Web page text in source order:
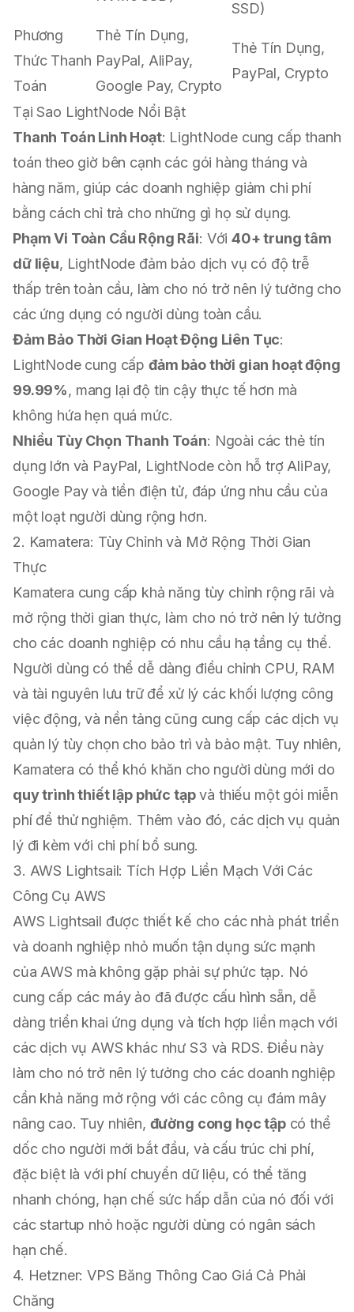
SSD)
Phương
Thức Thanh
Toán
Thẻ Tín Dụng,
PayPal, AliPay,
Google Pay, Crypto
Thẻ Tín Dụng,
PayPal, Crypto
Tại Sao LightNode Nổi Bật
Thanh Toán Linh Hoạt: LightNode cung cấp thanh
toán theo giờ bên cạnh các gói hàng tháng và
hàng năm, giúp các doanh nghiệp giảm chi phí
bằng cách chỉ trả cho những gì họ sử dụng.
Phạm Vi Toàn Cầu Rộng Rãi: Với40+ trung tâm
dữ liệu, LightNode đảm bảo dịch vụ có độ trễ
thấp trên toàn cầu, làm cho nó trở nên lý tưởng cho
các ứng dụng có người dùng toàn cầu.
Đảm Bảo Thời Gian Hoạt Động Liên Tục:
LightNode cung cấp đảm bảo thời gian hoạt động
99.99%, mang lại độ tin cậy thực tế hơn mà
không hứa hẹn quá mức.
Nhiều Tùy Chọn Thanh Toán: Ngoài các thẻ tín
dụng lớn và PayPal, LightNode còn hỗ trợ AliPay,
Google Pay và tiền điện tử, đáp ứng nhu cầu của
một loạt người dùng rộng hơn.
2. Kamatera: Tùy Chỉnh và Mở Rộng Thời Gian
Thực
Kamatera cung cấp khả năng tùy chỉnh rộng rãi và
mở rộng thời gian thực, làm cho nó trở nên lý tưởng
cho các doanh nghiệp có nhu cầu hạ tầng cụ thể.
Người dùng có thể dễ dàng điều chỉnh CPU, RAM
và tài nguyên lưu trữ để xử lý các khối lượng công
việc động, và nền tảng cũng cung cấp các dịch vụ
quản lý tùy chọn cho bảo trì và bảo mật. Tuy nhiên,
Kamatera có thể khó khăn cho người dùng mới do
quy trình thiết lập phức tạpvà thiếu một gói miễn
phí để thử nghiệm. Thêm vào đó, các dịch vụ quản
lý đi kèm với chi phí bổ sung.
3. AWS Lightsail: Tích Hợp Liền Mạch Với Các
Công Cụ AWS
AWS Lightsail được thiết kế cho các nhà phát triển
và doanh nghiệp nhỏ muốn tận dụng sức mạnh
của AWS mà không gặp phải sự phức tạp. Nó
cung cấp các máy ảo đã được cấu hình sẵn, dễ
dàng triển khai ứng dụng và tích hợp liền mạch với
các dịch vụ AWS khác như S3 và RDS. Điều này
làm cho nó trở nên lý tưởng cho các doanh nghiệp
cần khả năng mở rộng với các công cụ đám mây
nâng cao. Tuy nhiên, đường cong học tậpcó thể
dốc cho người mới bắt đầu, và cấu trúc chi phí,
đặc biệt là với phí chuyển dữ liệu, có thể tăng
nhanh chóng, hạn chế sức hấp dẫn của nó đối với
các startup nhỏ hoặc người dùng có ngân sách
hạn chế.
4. Hetzner: VPS Băng Thông Cao Giá Cả Phải
Chăng